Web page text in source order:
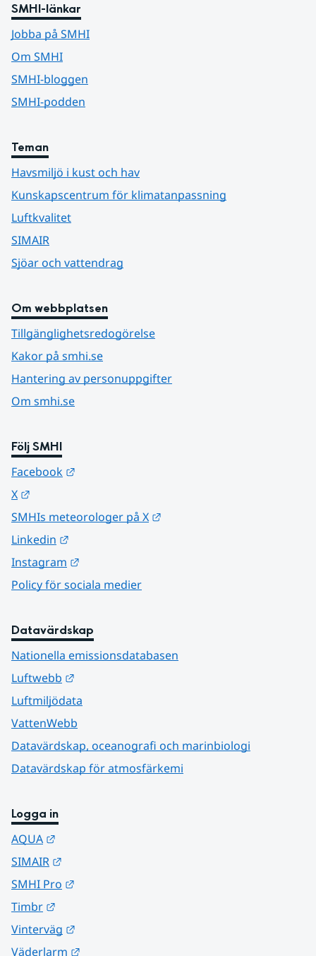
SMHI-länkar
Jobba på SMHI
Om SMHI
SMHI-bloggen
SMHI-podden
Teman
Havsmiljö i kust och hav
Kunskapscentrum för klimatanpassning
Luftkvalitet
SIMAIR
Sjöar och vattendrag
Om webbplatsen
Tillgänglighetsredogörelse
Kakor på smhi.se
Hantering av personuppgifter
Om smhi.se
Följ SMHI
Facebook
X
SMHIs meteorologer på X
Linkedin
Instagram
Policy för sociala medier
Datavärdskap
Nationella emissionsdatabasen
Luftwebb
Luftmiljödata
VattenWebb
Datavärdskap, oceanografi och marinbiologi
Datavärdskap för atmosfärkemi
Logga in
AQUA
SIMAIR
SMHI Pro
Timbr
Vinterväg
Väderlarm